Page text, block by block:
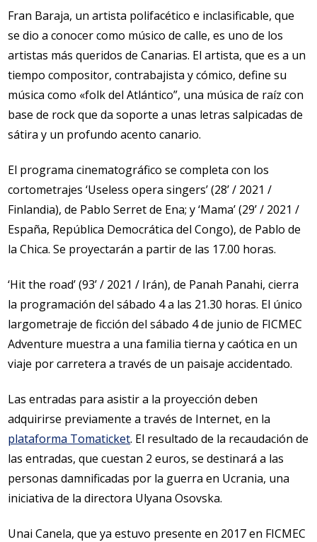
Fran Baraja, un artista polifacético e inclasificable, que
se dio a conocer como músico de calle, es uno de los
artistas más queridos de Canarias. El artista, que es a un
tiempo compositor, contrabajista y cómico, define su
música como «folk del Atlántico”, una música de raíz con
base de rock que da soporte a unas letras salpicadas de
sátira y un profundo acento canario.
El programa cinematográfico se completa con los
cortometrajes ‘Useless opera singers’ (28’ / 2021 /
Finlandia), de Pablo Serret de Ena; y ‘Mama’ (29’ / 2021 /
España, República Democrática del Congo), de Pablo de
la Chica. Se proyectarán a partir de las 17.00 horas.
‘Hit the road’ (93’ / 2021 / Irán), de Panah Panahi, cierra
la programación del sábado 4 a las 21.30 horas. El único
largometraje de ficción del sábado 4 de junio de FICMEC
Adventure muestra a una familia tierna y caótica en un
viaje por carretera a través de un paisaje accidentado.
Las entradas para asistir a la proyección deben
adquirirse previamente a través de Internet, en la
plataforma Tomaticket. El resultado de la recaudación de
las entradas, que cuestan 2 euros, se destinará a las
personas damnificadas por la guerra en Ucrania, una
iniciativa de la directora Ulyana Osovska.
Unai Canela, que ya estuvo presente en 2017 en FICMEC